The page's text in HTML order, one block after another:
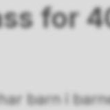
for
barn i